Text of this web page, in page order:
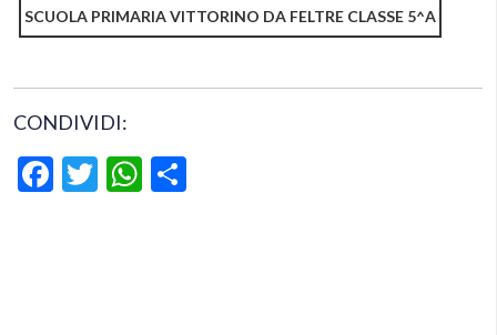
SCUOLA PRIMARIA VITTORINO DA FELTRE CLASSE 5^A
CONDIVIDI:
Facebook
TwitterWhatsApp